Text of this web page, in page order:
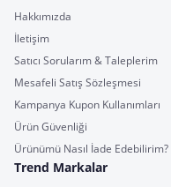
Hakkımızda
İletişim
Satıcı Sorularım & Taleplerim
Mesafeli Satış Sözleşmesi
Kampanya Kupon Kullanımları
Ürün Güvenliği
Ürünümü Nasıl İade Edebilirim?
Trend Markalar